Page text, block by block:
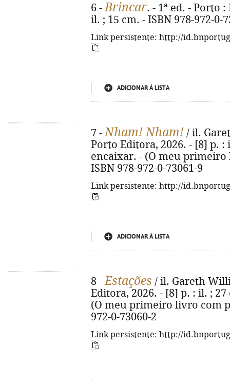
6 -Brincar. - 1ª ed. - Porto
il. ; 15 cm. - ISBN 978-972-0-
Link persistente: http://
ADICIONAR À LISTA
7 -Nham! Nham! / il.
Porto Editora, 2026. - [8] p. :
encaixar. - (O meu primeiro
ISBN 978-972-0-73061-9
Link persistente: http://
ADICIONAR À LISTA
8 -Estações / il. Gareth
Editora, 2026. - [8] p. : il. ;
(O meu primeiro livro com
972-0-73060-2
Link persistente: http://